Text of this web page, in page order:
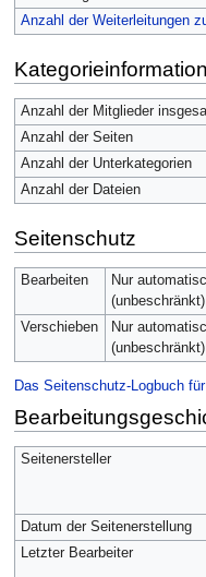
Anzahl der Weiterleitungen
Anzahl der Mitglieder
Anzahl der Seiten
Anzahl der Unterkategorien
Anzahl der Dateien
Seitenschutz
Bearbeiten
Nur
(unbeschränkt)
Verschieben
Nur
(unbeschränkt)
Das Seitenschutz-Logbuch
Seitenersteller
Datum der Seitenerstellung
Letzter Bearbeiter